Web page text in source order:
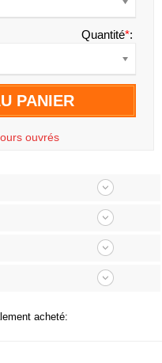
Quantité*:
PANIER
ouvrés
acheté: